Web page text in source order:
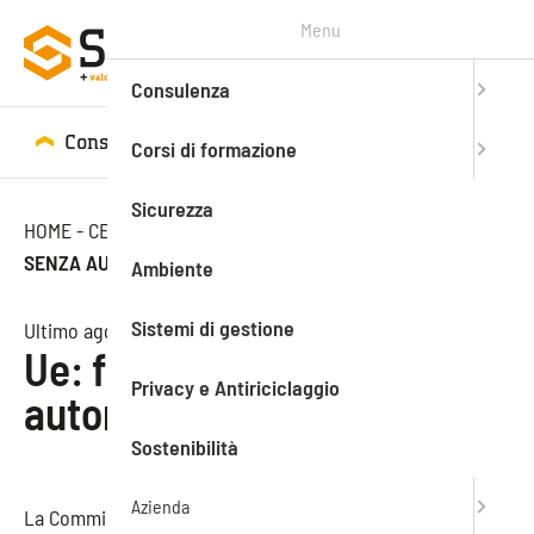
Consulenza Corsi di formazione
HOME- CENTRO STUDI
SENZA AUTORIZZAZIONE
Ultimo aggiornamento: 11.05.2020
Ue: fino a 250 milioni senza
autorizzazione
La Commissione europea sta finalizzando il
Menu
Consulenza
Corsi di formazione
Sicurezza
Ambiente
Sistemi di gestione
Privacy e Antiriciclaggio
Sostenibilità
Azienda